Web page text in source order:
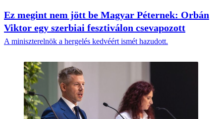
Ez megint nem jött be Magyar Péternek: Orbán
Viktor egy szerbiai fesztiválon csevapozott
A miniszterelnök a hergelés kedvéért ismét hazudott.